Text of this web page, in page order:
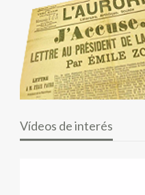
Vídeos de interés